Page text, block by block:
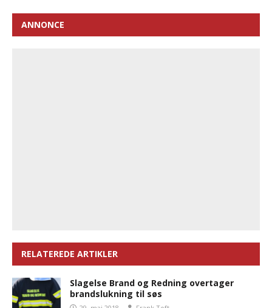
ANNONCE
RELATEREDE ARTIKLER
Slagelse Brand og Redning overtager
brandslukning til søs